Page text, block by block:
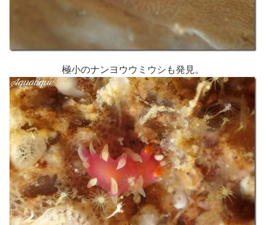
極小のナンヨウウミウシも発見。